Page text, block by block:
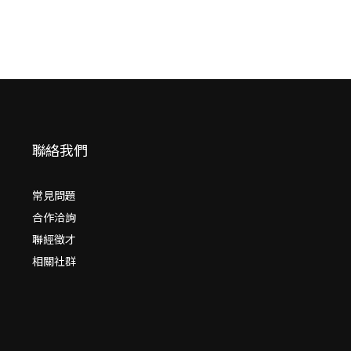
聯絡我們
常見問題
合作洽詢
聯經徵才
相關社群